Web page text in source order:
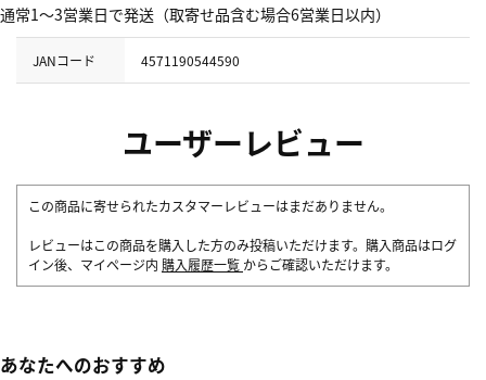
通常1～3営業日で発送（取寄せ品含む場合6営業日以内）
JANコード 4571190544590
ユーザーレビュー
この商品に寄せられたカスタマーレビューはまだありません。
レビューはこの商品を購入した方のみ投稿いただけます。購入商品はログ
イン後、マイページ内 購入履歴一覧 からご確認いただけます。
あなたへのおすすめ